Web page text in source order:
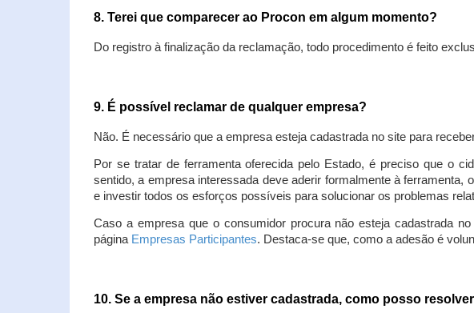
8. Terei que comparecer ao Procon em algum momento?
Do registro à finalização da reclamação, todo procedimento é feito
9. É possível reclamar de qualquer empresa?
Não. É necessário que a empresa esteja cadastrada no site para
Por se tratar de ferramenta oferecida pelo Estado, é preciso que o
sentido, a empresa interessada deve aderir formalmente à
e investir todos os esforços possíveis para solucionar os problemas
Caso a empresa que o consumidor procura não esteja cadastrada
página Empresas Participantes. Destaca-se que, como a adesão é
10. Se a empresa não estiver cadastrada, como posso